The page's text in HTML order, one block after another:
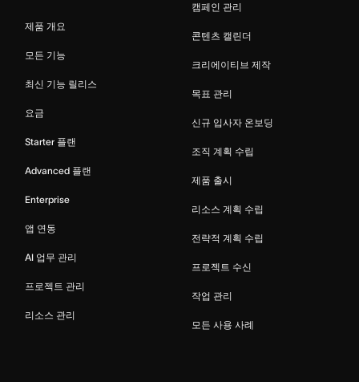
제품 개요
모든 기능
최신 기능 릴리스
요금
Starter 플랜
Advanced 플랜
Enterprise
앱 연동
AI 업무 관리
프로젝트 관리
리소스 관리
캠페인 관리
콘텐츠 캘린더
크리에이티브 제작
목표 관리
신규 입사자 온보딩
조직 계획 수립
제품 출시
리소스 계획 수립
전략적 계획 수립
프로젝트 수신
작업 관리
모든 사용 사례